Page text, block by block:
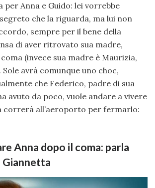
per Anna e Guido: lei vorrebbe
che la riguarda, ma lui non
sempre per il bene della
di aver ritrovato sua madre,
(invece sua madre è Maurizia,
avrà comunque uno choc,
che Federico, padre di sua
avuto da poco, vuole andare a vivere
correrà all’aeroporto per fermarlo:
Anna dopo il coma: parla
Giannetta